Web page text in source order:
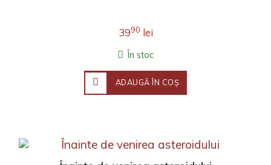
3990 lei
În stoc
ADAUGĂ ÎN COŞ